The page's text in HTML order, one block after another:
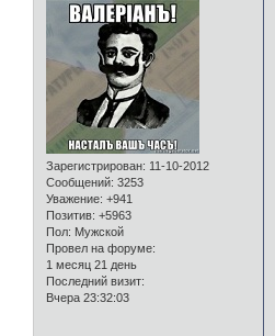
Зарегистрирован: 11-10-2012
Сообщений: 3253
Уважение: +941
Позитив: +5963
Пол: Мужской
Провел на форуме:
1 месяц 21 день
Последний визит:
Вчера 23:32:03